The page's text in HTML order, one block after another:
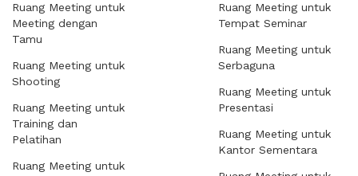
Ruang Meeting untuk
Meeting dengan
Tamu
Ruang Meeting untuk
Shooting
Ruang Meeting untuk
Training dan
Pelatihan
Ruang Meeting untuk
Ruang Meeting untuk
Tempat Seminar
Ruang Meeting untuk
Serbaguna
Ruang Meeting untuk
Presentasi
Ruang Meeting untuk
Kantor Sementara